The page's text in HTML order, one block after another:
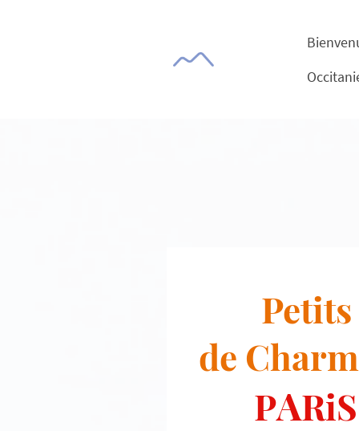
Petits
de
PARiS